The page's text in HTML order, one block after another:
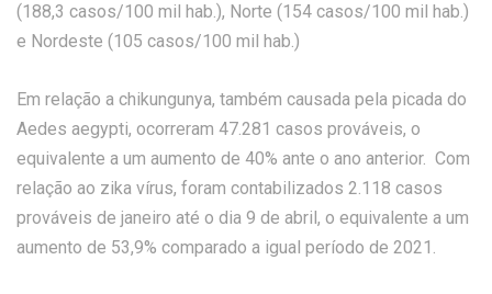
(188,3 casos/100 mil hab.), Norte (154 casos/100 mil hab.)
e Nordeste (105 casos/100 mil hab.)
Em relação a chikungunya, também causada pela picada do
Aedes aegypti, ocorreram 47.281 casos prováveis, o
equivalente a um aumento de 40% ante o ano anterior. Com
relação ao zika vírus, foram contabilizados 2.118 casos
prováveis de janeiro até o dia 9 de abril, o equivalente a um
aumento de 53,9% comparado a igual período de 2021.